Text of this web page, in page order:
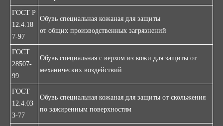
ГОСТ Р
12.4.18
7-97
Обувь специальная кожаная для защиты
от общих производственных загрязнений
ГОСТ
28507-
99
Обувь специальная с верхом из кожи для защиты от
механических воздействий
ГОСТ
12.4.03
3-77
Обувь специальная кожаная для защиты от скольжения
по зажиренным поверхностям